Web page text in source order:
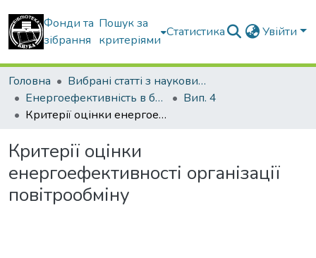
Фонди та
зібрання
Пошук за
критеріями
Статистика Увійти
Головна
Вибрані статті з наукових збірників КНУБА
Енергоефективність в будівництві та архітектурі
Вип. 4
Критерії оцінки енергоефективності організації повітрообміну
Критерії оцінки
енергоефективності організації
повітрообміну